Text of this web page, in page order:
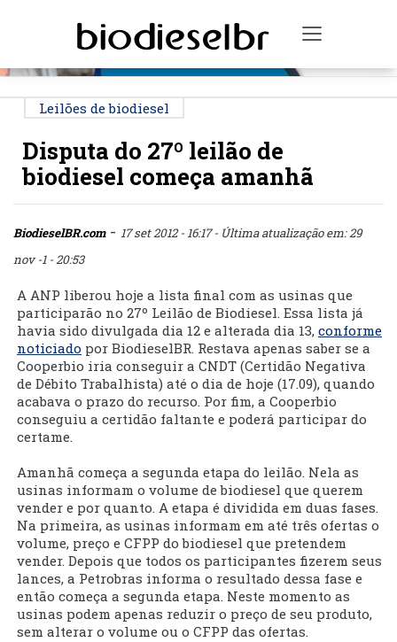
Toggle
Leilões de biodiesel
Disputa do 27º leilão de
biodiesel começa amanhã
BiodieselBR.com- 17 set 2012 - 16:17- Última atualização em: 29
nov -1 - 20:53
A ANP liberou hoje a lista final com as usinas que
participarão no 27º Leilão de Biodiesel. Essa lista já
havia sido divulgada dia 12 e alterada dia 13, conforme
noticiado por BiodieselBR. Restava apenas saber se a
Cooperbio iria conseguir a CNDT (Certidão Negativa
de Débito Trabalhista) até o dia de hoje (17.09), quando
acabava o prazo do recurso. Por fim, a Cooperbio
conseguiu a certidão faltante e poderá participar do
certame.
Amanhã começa a segunda etapa do leilão. Nela as
usinas informam o volume de biodiesel que querem
vender e por quanto. A etapa é dividida em duas fases.
Na primeira, as usinas informam em até três ofertas o
volume, preço e CFPP do biodiesel que pretendem
vender. Depois que todos os participantes fizerem seus
lances, a Petrobras informa o resultado dessa fase e
então começa a segunda etapa. Neste momento as
usinas podem apenas reduzir o preço de seu produto,
sem alterar o volume ou o CFPP das ofertas.